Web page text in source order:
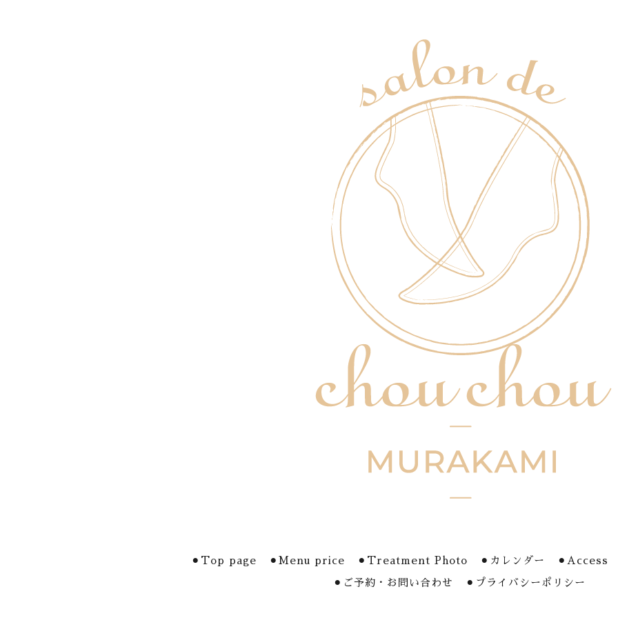
⚫︎Top page ⚫︎Menu price ⚫︎Treatment Photo ⚫︎カレンダー ⚫︎Access
⚫︎ご予約・お問い合わせ ⚫︎プライバシーポリシー